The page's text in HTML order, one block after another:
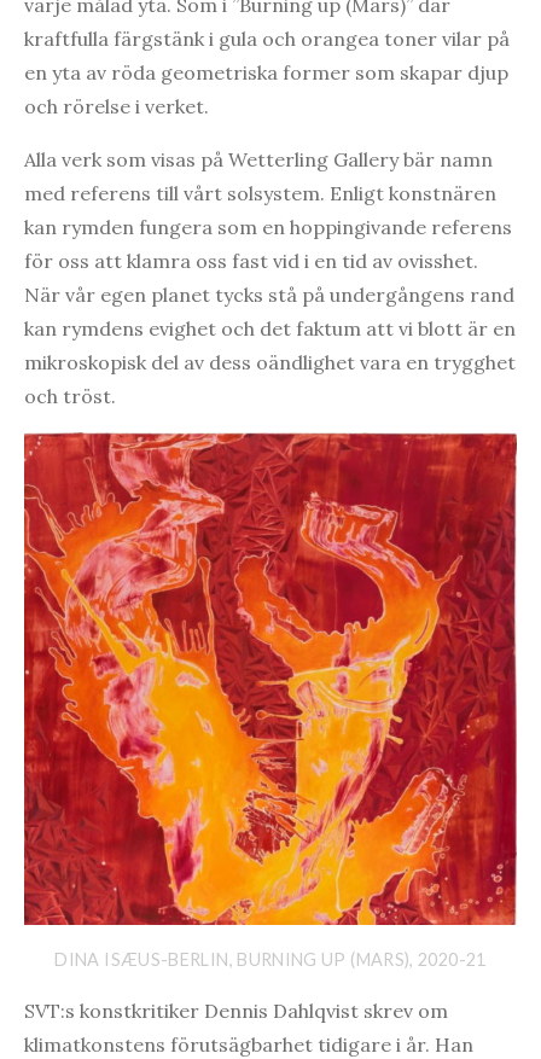
varje målad yta. Som i ”Burning up (Mars)” där
kraftfulla färgstänk i gula och orangea toner vilar på
en yta av röda geometriska former som skapar djup
och rörelse i verket.
Alla verk som visas på Wetterling Gallery bär namn
med referens till vårt solsystem. Enligt konstnären
kan rymden fungera som en hoppingivande referens
för oss att klamra oss fast vid i en tid av ovisshet.
När vår egen planet tycks stå på undergångens rand
kan rymdens evighet och det faktum att vi blott är en
mikroskopisk del av dess oändlighet vara en trygghet
och tröst.
DINA ISÆUS-BERLIN, BURNING UP (MARS), 2020-21
SVT:s konstkritiker Dennis Dahlqvist skrev om
klimatkonstens förutsägbarhet tidigare i år. Han